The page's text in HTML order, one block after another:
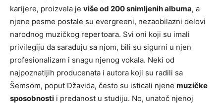
karijere, proizvela je više od 200 snimljenih albuma, a
njene pesme postale su evergreeni, nezaobilazni delovi
narodnog muzičkog repertoara. Svi oni koji su imali
privilegiju da sarađuju sa njom, bili su sigurni u njen
profesionalizam i snagu njenog vokala. Neki od
najpoznatijih producenata i autora koji su radili sa
Šemsom, poput Džavida, često su isticali njene muzičke
sposobnosti i predanost u studiju. No, unatoč njenoj